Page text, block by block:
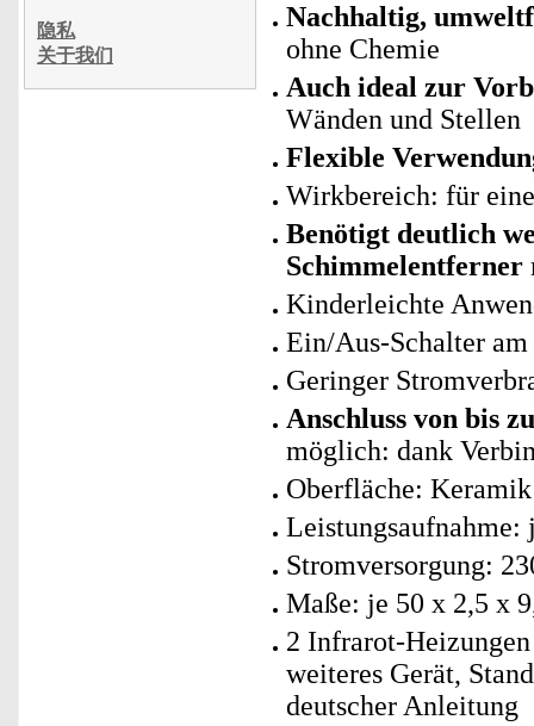
隐私
关于我们
Nachhaltig,
ohne Chemie
Auch ideal zur
Wänden und Stellen
Flexible
Wirkbereich: für
Benötigt deutlich
Schimmelentferner
Kinderleichte
Ein/Aus-Schalter am
Geringer
Anschluss von bis
möglich: dank
Oberfläche: Keramik
Leistungsaufnahme:
Stromversorgung:
Maße: je 50 x 2,5 x
2 Infrarot-
weiteres Gerät,
deutscher Anleitung